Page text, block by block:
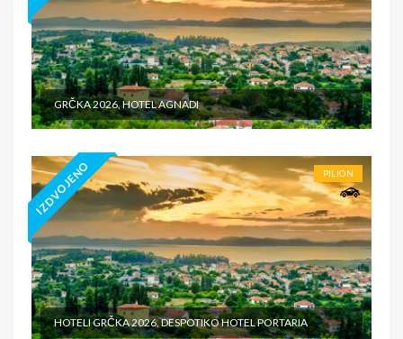
GRČKA 2026, HOTEL AGNADI
IZDVOJENO PILION
HOTELI GRČKA 2026, DESPOTIKO HOTEL PORTARIA